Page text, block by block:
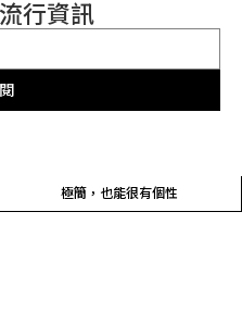
行資訊
東海＆銀赫 擔任全新RM代言人
極簡，也能很有個性